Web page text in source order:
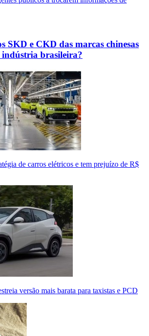
SKD e CKD das marcas chinesas
indústria brasileira?
de carros elétricos e tem prejuízo de R$
versão mais barata para taxistas e PCD